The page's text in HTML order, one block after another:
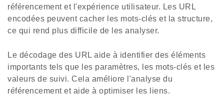
référencement et l'expérience utilisateur. Les URL
encodées peuvent cacher les mots-clés et la structure,
ce qui rend plus difficile de les analyser.
Le décodage des URL aide à identifier des éléments
importants tels que les paramètres, les mots-clés et les
valeurs de suivi. Cela améliore l'analyse du
référencement et aide à optimiser les liens.